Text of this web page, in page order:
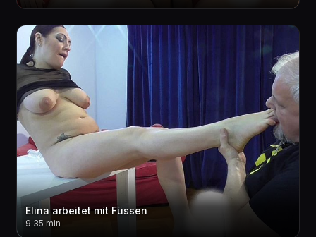
Elina arbeitet mit Füssen
9.35 min